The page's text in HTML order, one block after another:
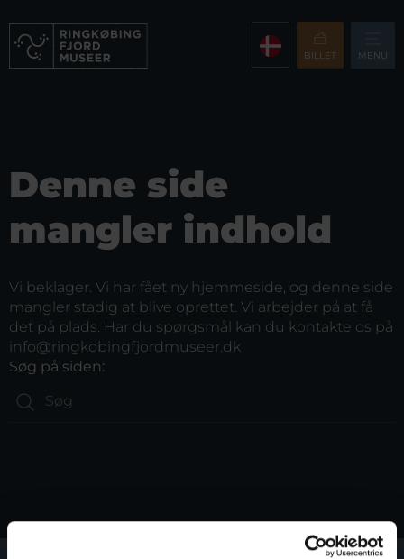
BILLET MENU
Denne side
mangler indhold
Vi beklager. Vi har fået ny hjemmeside, og denne side
mangler stadig at blive oprettet. Vi arbejder på at få
det på plads. Har du spørgsmål kan du kontakte os på
info@ringkobingfjordmuseer.dk
Søg på siden: